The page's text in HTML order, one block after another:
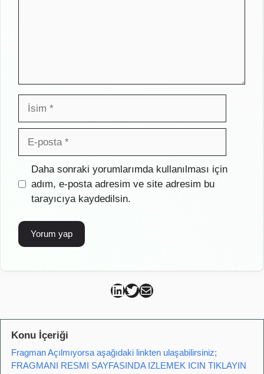
İsim
posta
İnternet
sitesi
Daha sonraki yorumlarımda kullanılması için
adım, e-posta adresim ve site adresim bu
tarayıcıya kaydedilsin.
Can Kütahya Linkedin
Can Kütahya Twitter
Can Kütahya Mail
Konu İçeriği
Fragman Açılmıyorsa aşağıdaki linkten ulaşabilirsiniz;
FRAGMANI RESMI SAYFASINDA IZLEMEK ICIN TIKLAYIN